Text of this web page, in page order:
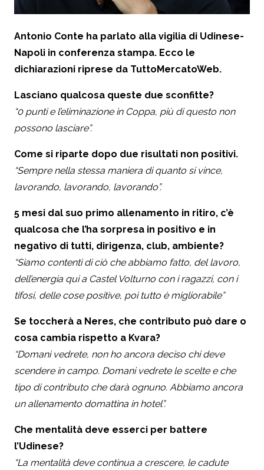
Antonio Conte ha parlato alla vigilia di Udinese-
Napoli in conferenza stampa. Ecco le
dichiarazioni riprese da TuttoMercatoWeb.
Lasciano qualcosa queste due sconfitte?
“0 punti e l’eliminazione in Coppa, più di questo non
possono lasciare”.
Come si riparte dopo due risultati non positivi.
“Sempre nella stessa maniera di quanto si vince,
lavorando, lavorando, lavorando”.
5 mesi dal suo primo allenamento in ritiro, c’è
qualcosa che l’ha sorpresa in positivo e in
negativo di tutti, dirigenza, club, ambiente?
“Siamo contenti di ciò che abbiamo fatto, del lavoro,
dell’energia qui a Castel Volturno con i ragazzi, con i
tifosi, delle cose positive, poi tutto è migliorabile”
Se toccherà a Neres, che contributo può dare o
cosa cambia rispetto a Kvara?
“Domani vedrete, non ho ancora deciso chi deve
scendere in campo. Domani vedrete le scelte e che
tipo di contributo che darà ognuno. Abbiamo ancora
un allenamento domattina in hotel”.
Che mentalità deve esserci per battere
l’Udinese?
“La mentalità deve continua a crescere, le cadute